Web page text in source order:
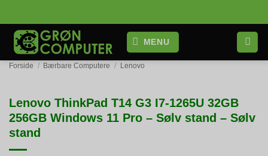
til
indhold
MENU
Forside / Bærbare Computere / Lenovo
Lenovo ThinkPad T14 G3 I7-1265U 32GB
256GB Windows 11 Pro – Sølv stand – Sølv
stand